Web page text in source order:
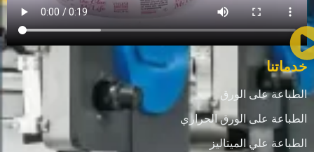
خدماتنا
الطباعة على الورق
الطباعة على الورق الحراري
الطباعة علي الميتاليز